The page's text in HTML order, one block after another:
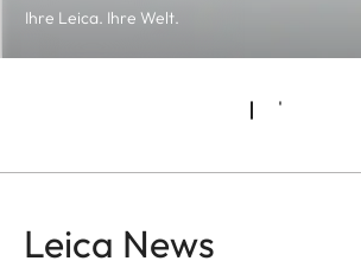
Ihre Leica. Ihre Welt.
Leica News